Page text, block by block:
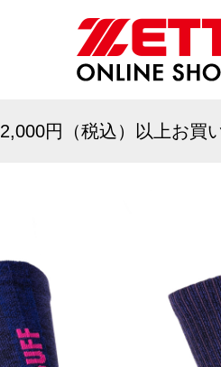
2,000円（税込）以上お買